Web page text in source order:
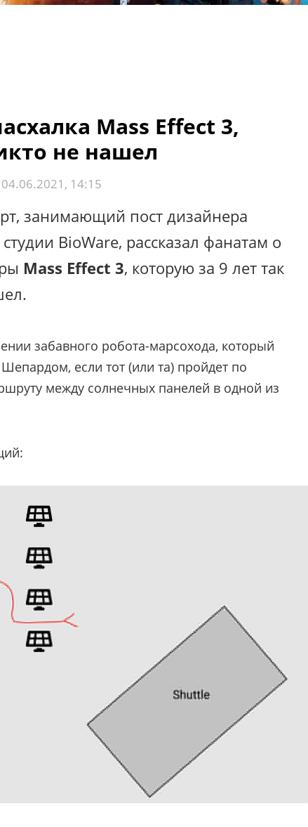
Mass Effect 3,
не нашел
04.06.2021, 14:15
занимающий пост дизайнера
BioWare, рассказал фанатам о
Mass Effect 3, которую за 9 лет так
забавного робота-марсохода, который
если тот (или та) пройдет по
между солнечных панелей в одной из